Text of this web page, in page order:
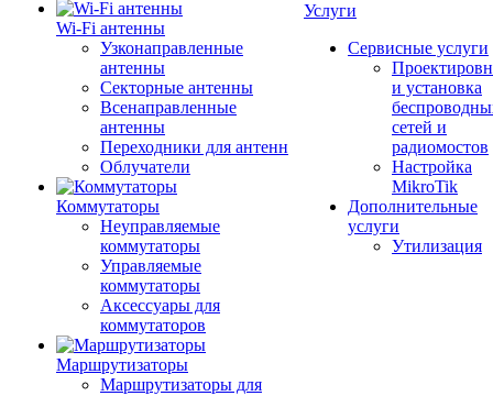
Wi-Fi антенны
Узконаправленные
антенны
Секторные антенны
Всенаправленные
антенны
Переходники для антенн
Облучатели
Коммутаторы
Неуправляемые
коммутаторы
Управляемые
коммутаторы
Аксессуары для
коммутаторов
Маршрутизаторы
Маршрутизаторы для
Услуги
Сервисные услуги
и установка
сетей и
радиомостов
Настройка
MikroTik
Дополнительные
услуги
Утилизация